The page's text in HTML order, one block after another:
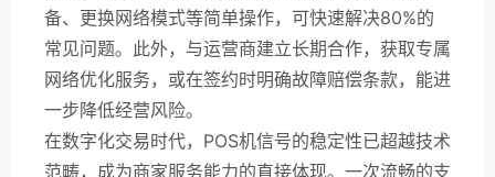
备、更换网络模式等简单操作，可快速解决80%的
常见问题。此外，与运营商建立长期合作，获取专属
网络优化服务，或在签约时明确故障赔偿条款，能进
一步降低经营风险。
在数字化交易时代，POS机信号的稳定性已超越技术
范畴，成为商家服务能力的直接体现。一次流畅的支